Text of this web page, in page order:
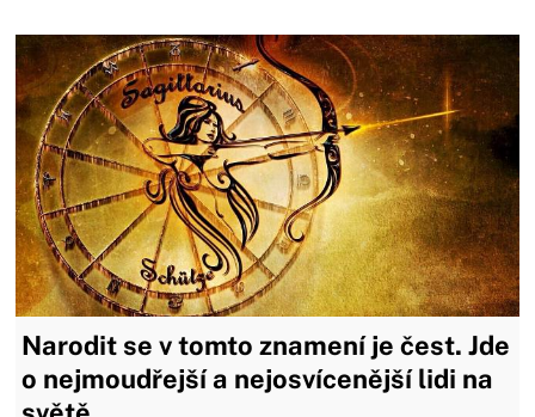
Narodit se v tomto znamení je čest. Jde
o nejmoudřejší a nejosvícenější lidi na